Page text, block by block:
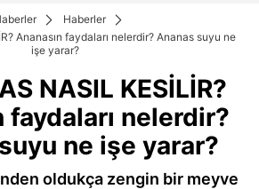
Haberler
Ananasın faydaları nelerdir? Ananas suyu ne
işe yarar?
NASIL KESİLİR?
faydaları nelerdir?
ne işe yarar?
oldukça zengin bir meyve